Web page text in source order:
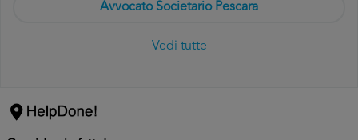
Avvocato Societario Pescara
Vedi tutte